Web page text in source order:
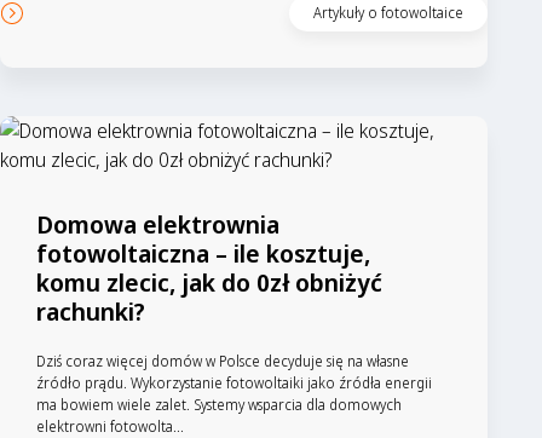
Artykuły o fotowoltaice
Domowa elektrownia
fotowoltaiczna – ile kosztuje,
komu zlecic, jak do 0zł obniżyć
rachunki?
Dziś coraz więcej domów w Polsce decyduje się na własne
źródło prądu. Wykorzystanie fotowoltaiki jako źródła energii
ma bowiem wiele zalet. Systemy wsparcia dla domowych
elektrowni fotowolta...